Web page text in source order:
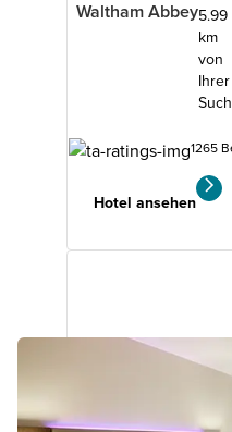
Waltham Abbey5.99
km
von
Ihrer
1265
Hotel ansehen